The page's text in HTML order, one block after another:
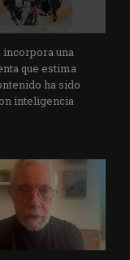
incorpora una
que estima
ha sido
inteligencia